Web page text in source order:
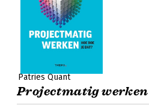
Patries Quant
Projectmatig werken